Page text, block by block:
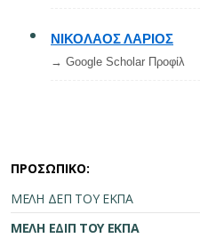
ΝΙΚΟΛΑΟΣ ΛΑΡΙΟΣ
→ Google Scholar Προφίλ
ΠΡΟΣΩΠΙΚΟ:
ΜΕΛΗ ΔΕΠ ΤΟΥ ΕΚΠΑ
ΜΕΛΗ ΕΔΙΠ ΤΟΥ ΕΚΠΑ